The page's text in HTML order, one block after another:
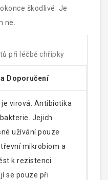
škodlivé. Je
ne.
při léčbě chřipky
Doporučení
je virová. Antibiotika
Jejich
užívání pouze
mikrobiom a
k rezistenci.
se pouze při